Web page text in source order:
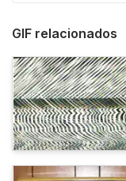
GIF relacionados